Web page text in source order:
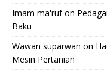
Imam ma'rufon
Baku
Wawan suparwan on
Mesin Pertanian